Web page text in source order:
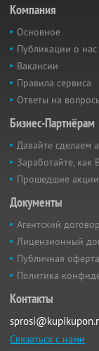
Компания
Основное
Публикации о нас
Вакансии
Правила сервиса
Ответы на
Бизнес-Партнёрам
Давайте сделаем
Заработайте, как
Прошедшие акции
Документы
Агентский договор
Лицензионный
Публичная оферта
Политика
Контакты
Связаться с нами